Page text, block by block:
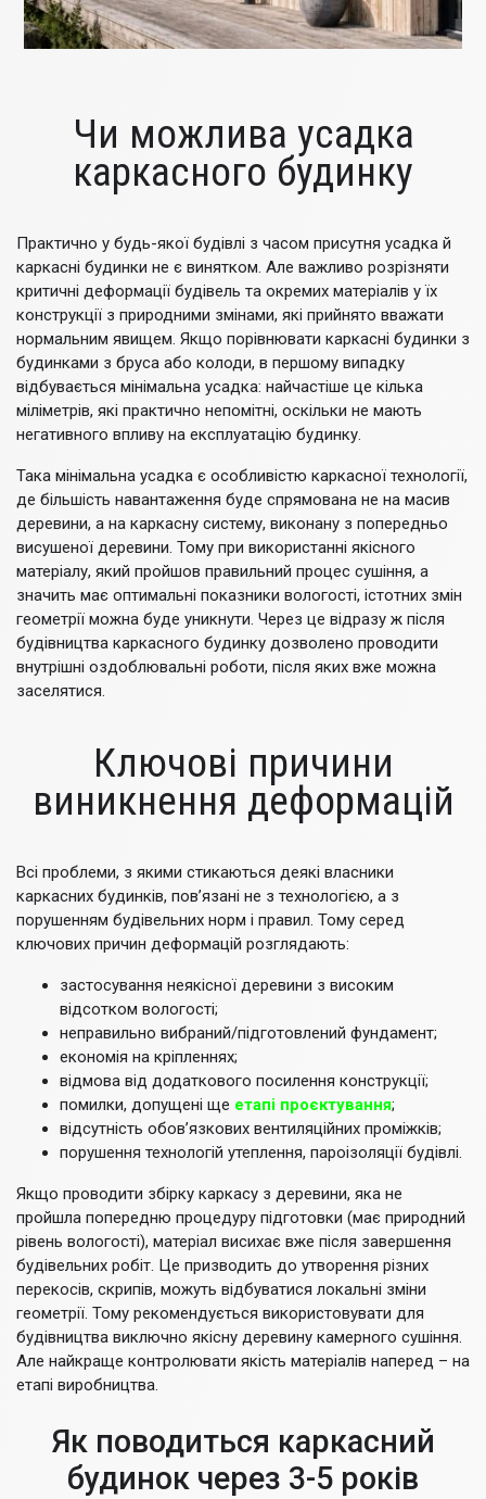
Чи можлива усадка
каркасного будинку
Практично у будь-якої будівлі з часом присутня усадка й
каркасні будинки не є винятком. Але важливо розрізняти
критичні деформації будівель та окремих матеріалів у їх
конструкції з природними змінами, які прийнято вважати
нормальним явищем. Якщо порівнювати каркасні будинки з
будинками з бруса або колоди, в першому випадку
відбувається мінімальна усадка: найчастіше це кілька
міліметрів, які практично непомітні, оскільки не мають
негативного впливу на експлуатацію будинку.
Така мінімальна усадка є особливістю каркасної технології,
де більшість навантаження буде спрямована не на масив
деревини, а на каркасну систему, виконану з попередньо
висушеної деревини. Тому при використанні якісного
матеріалу, який пройшов правильний процес сушіння, а
значить має оптимальні показники вологості, істотних змін
геометрії можна буде уникнути. Через це відразу ж після
будівництва каркасного будинку дозволено проводити
внутрішні оздоблювальні роботи, після яких вже можна
заселятися.
Ключові причини
виникнення деформацій
Всі проблеми, з якими стикаються деякі власники
каркасних будинків, пов’язані не з технологією, а з
порушенням будівельних норм і правил. Тому серед
ключових причин деформацій розглядають:
застосування неякісної деревини з високим
відсотком вологості;
неправильно вибраний/підготовлений фундамент;
економія на кріпленнях;
відмова від додаткового посилення конструкції;
помилки, допущені ще етапі проєктування;
відсутність обов’язкових вентиляційних проміжків;
порушення технологій утеплення, пароізоляції будівлі.
Якщо проводити збірку каркасу з деревини, яка не
пройшла попередню процедуру підготовки (має природний
рівень вологості), матеріал висихає вже після завершення
будівельних робіт. Це призводить до утворення різних
перекосів, скрипів, можуть відбуватися локальні зміни
геометрії. Тому рекомендується використовувати для
будівництва виключно якісну деревину камерного сушіння.
Але найкраще контролювати якість матеріалів наперед – на
етапі виробництва.
Як поводиться каркасний
будинок через 3-5 років